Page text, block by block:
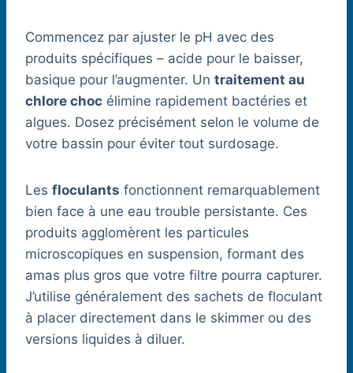
Commencez par ajuster le pH avec des
produits spécifiques – acide pour le baisser,
basique pour l’augmenter. Un traitement au
chlore choc élimine rapidement bactéries et
algues. Dosez précisément selon le volume de
votre bassin pour éviter tout surdosage.
Les floculants fonctionnent remarquablement
bien face à une eau trouble persistante. Ces
produits agglomèrent les particules
microscopiques en suspension, formant des
amas plus gros que votre filtre pourra capturer.
J’utilise généralement des sachets de floculant
à placer directement dans le skimmer ou des
versions liquides à diluer.